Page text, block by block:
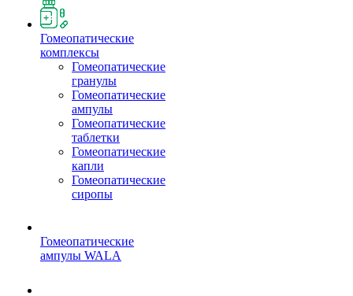
Гомеопатические
комплексы
Гомеопатические
гранулы
Гомеопатические
ампулы
Гомеопатические
таблетки
Гомеопатические
капли
Гомеопатические
сиропы
Гомеопатические
ампулы WALA